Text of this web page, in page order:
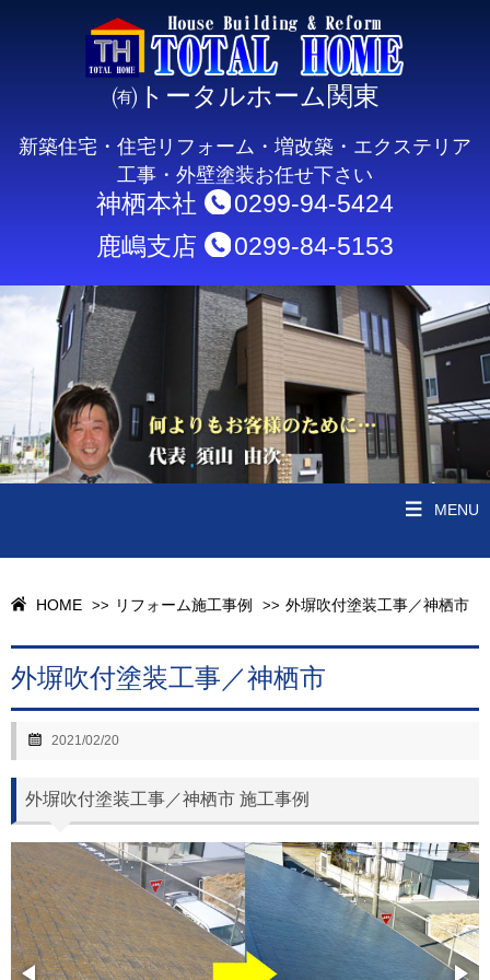
㈲トータルホーム関東
新築住宅・住宅リフォーム・増改築・エクステリア
工事・外壁塗装お任せ下さい
神栖本社
0299-94-5424
鹿嶋支店
0299-84-5153
MENU
HOME >> リフォーム施工事例 >> 外塀吹付塗装工事／神栖市
外塀吹付塗装工事／神栖市
2021/02/20
外塀吹付塗装工事／神栖市 施工事例